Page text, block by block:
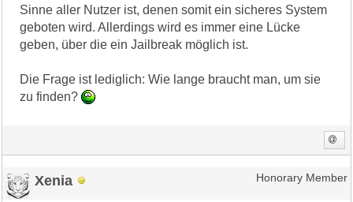
Sinne aller Nutzer ist, denen somit ein sicheres System
geboten wird. Allerdings wird es immer eine Lücke
geben, über die ein Jailbreak möglich ist.
Die Frage ist lediglich: Wie lange braucht man, um sie
zu finden?
Xenia Honorary Member